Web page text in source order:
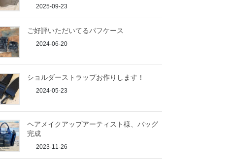
2025-09-23
ご好評いただいてるパフケース
2024-06-20
ショルダーストラップお作りします！
2024-05-23
ヘアメイクアップアーティスト様、バッグ
完成
2023-11-26